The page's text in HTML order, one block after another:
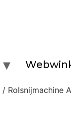
/ Rolsnijmachine